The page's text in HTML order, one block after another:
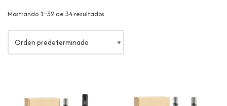
Mostrando 1–32 de 34 resultados